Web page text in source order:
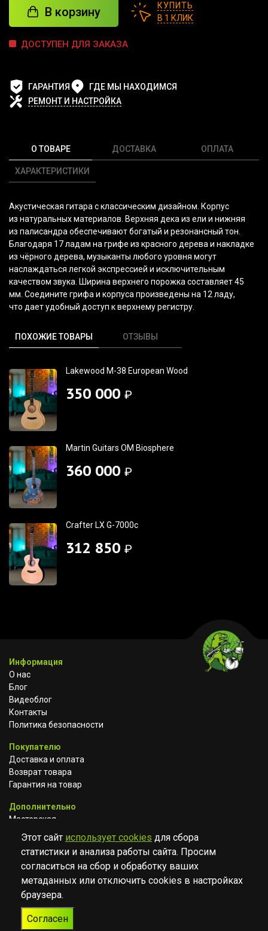
В корзину
КУПИТЬ
В 1 КЛИК
ДОСТУПЕН ДЛЯ ЗАКАЗА
ГАРАНТИЯ
ГДЕ МЫ НАХОДИМСЯ
РЕМОНТ И НАСТРОЙКА
О ТОВАРЕ
ХАРАКТЕРИСТИКИ
ДОСТАВКА ОПЛАТА
Акустическая гитара с классическим дизайном. Корпус
из натуральных материалов. Верхняя дека из ели и нижняя
из палисандра обеспечивают богатый и резонансный тон.
Благодаря 17 ладам на грифе из красного дерева и накладке
из чёрного дерева, музыканты любого уровня могут
наслаждаться легкой экспрессией и исключительным
качеством звука. Ширина верхнего порожка составляет 45
мм. Соедините грифа и корпуса произведены на 12 ладу,
что дает удобный доступ к верхнему регистру.
ПОХОЖИЕ ТОВАРЫ ОТЗЫВЫ
Lakewood M-38 European Wood
350 000 ₽
Martin Guitars OM Biosphere
360 000 ₽
Crafter LX G-7000c
312 850 ₽
Информация
О нас
Блог
Видеоблог
Контакты
Политика безопасности
Покупателю
Доставка и оплата
Возврат товара
Гарантия на товар
Дополнительно
Мастерская
Сотрудничество
YOUTUBE
© Музыкальный магазин Muzik Room, 2023-2026
Этот сайт использует cookies для сбора
статистики и анализа работы сайта. Просим
согласиться на сбор и обработку ваших
метаданных или отключить cookies в настройках
браузера.
Согласен